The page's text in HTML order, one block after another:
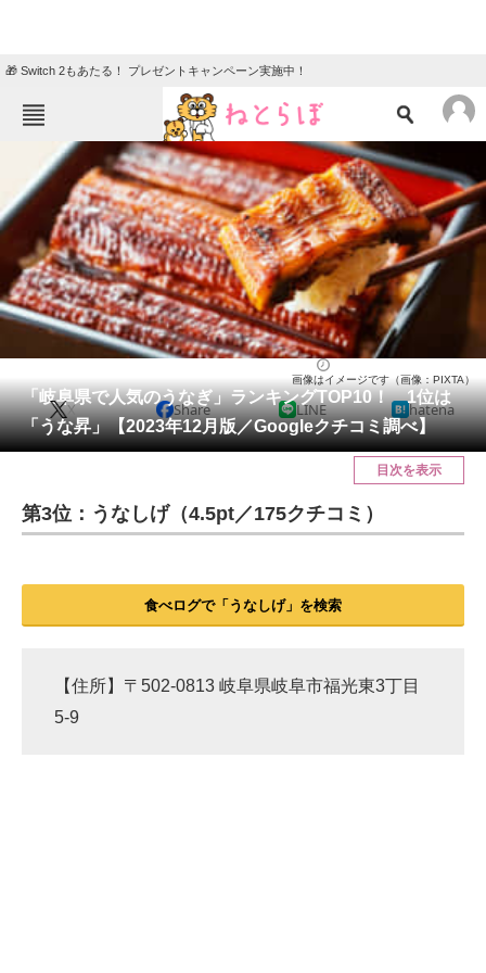
🎁 Switch 2もあたる！ プレゼントキャンペーン実施中！
ねとらぼメニュー
TOP ニュース
エンタメ クイズ
グルメ 地域
住まい 教育・育児
リサーチ
会員記事
メディア
ITの今と未来を見通す
進化するPCとデバイスの未来
ビジネスと働き方のヒント
「岐阜県で人気のうなぎ」ランキングTOP10！ 1位は
「うな昇」【2023年12月版／Googleクチコミ調べ】
画像はイメージです（画像：PIXTA）
X Share LINE hatena
目次を表示
第3位：うなしげ（4.5pt／175クチコミ）
食べログで「うなしげ」を検索
【住所】〒502-0813 岐阜県岐阜市福光東3丁目
5-9